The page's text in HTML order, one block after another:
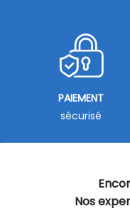
Nos
PAIEMENT
sécurisé